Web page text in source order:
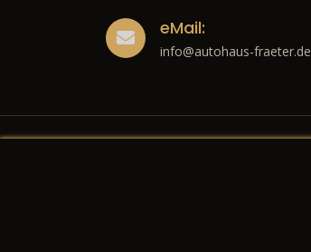
eMail:
info@autohaus-fraeter.de